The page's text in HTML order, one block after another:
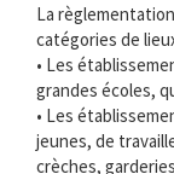
La
catégories de
• Les
grandes écoles,
• Les
jeunes, de
crèches,